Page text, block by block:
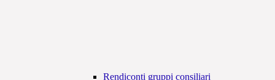
Rendiconti gruppi consiliari